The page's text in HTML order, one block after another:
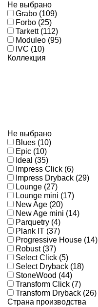
Не выбрано
Grabo (109)
Forbo (25)
Tarkett (112)
Moduleo (95)
IVC (10)
Коллекция
Не выбрано
Blues (10)
Epic (10)
Ideal (35)
Impress Click (6)
Impress Dryback (29)
Lounge (27)
Lounge mini (17)
New Age (20)
New Age mini (14)
Parquetry (4)
Plank IT (37)
Progressive House (14)
Robust (37)
Select Click (5)
Select Dryback (18)
StoneWood (44)
Transform Click (7)
Transform Dryback (26)
Страна производства